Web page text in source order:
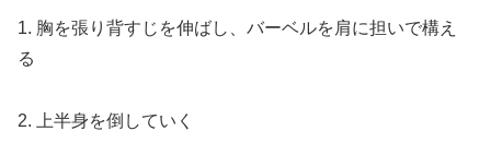
1. 胸を張り背すじを伸ばし、バーベルを肩に担いで構え
る
2. 上半身を倒していく